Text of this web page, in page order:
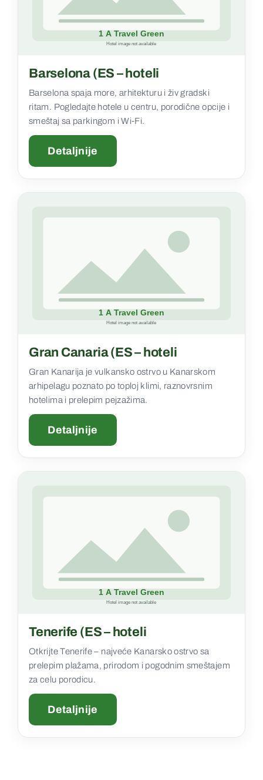
Barselona (ES – hoteli
Barselona spaja more, arhitekturu i živ gradski
ritam. Pogledajte hotele u centru, porodične opcije i
smeštaj sa parkingom i Wi‑Fi.
Detaljnije
Gran Canaria (ES – hoteli
Gran Kanarija je vulkansko ostrvo u Kanarskom
arhipelagu poznato po toploj klimi, raznovrsnim
hotelima i prelepim pejzažima.
Detaljnije
Tenerife (ES – hoteli
Otkrijte Tenerife – najveće Kanarsko ostrvo sa
prelepim plažama, prirodom i pogodnim smeštajem
za celu porodicu.
Detaljnije